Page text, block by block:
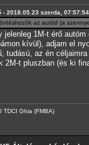
- 2018.05.23 szerda, 07:57:54
az autód (a
jelenleg 1M-t érő
kívül), adjam el
tudású, az én
2M-t pluszban (és ki
TDCI Ghia (FMBA)